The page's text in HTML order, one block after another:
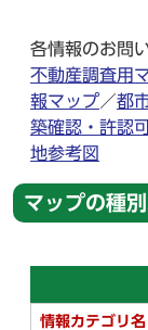
各情報のお問
不動産調査用
報マップ／都
築確認・許認
地参考図
マップの種別
情報カテゴリ名